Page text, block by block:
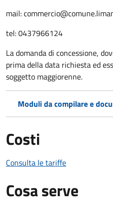
mail:
tel: 0437966124
La domanda di concessione,
prima della data richiesta ed
soggetto maggiorenne.
Moduli da compilare e
Costi
Consulta le tariffe
Cosa serve